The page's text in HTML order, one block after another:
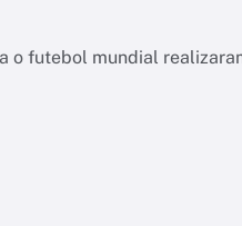
o futebol mundial